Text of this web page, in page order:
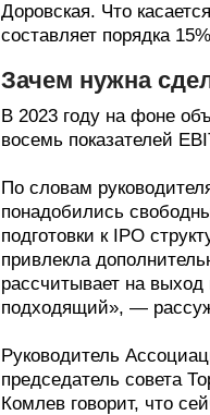
Доровская. Что
составляет порядка
Зачем нужна
В 2023 году на фоне
восемь показателей
По словам
понадобились
подготовки к IPO
привлекла
рассчитывает на выход
подходящий», —
Руководитель
председатель совета
Комлев говорит, что